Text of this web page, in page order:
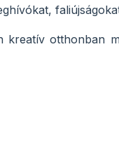
kreatív otthonban